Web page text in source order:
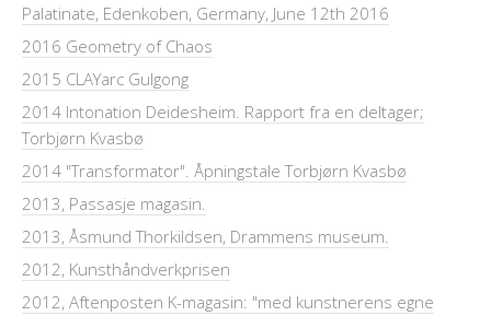
Palatinate, Edenkoben, Germany, June 12th 2016
2016 Geometry of Chaos
2015 CLAYarc Gulgong
2014 Intonation Deidesheim. Rapport fra en deltager;
Torbjørn Kvasbø
2014 "Transformator". Åpningstale Torbjørn Kvasbø
2013, Passasje magasin.
2013, Åsmund Thorkildsen, Drammens museum.
2012, Kunsthåndverkprisen
2012, Aftenposten K-magasin: "med kunstnerens egne